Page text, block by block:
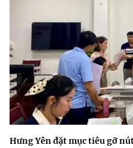
Hưng Yên đặt mục tiêu gỡ